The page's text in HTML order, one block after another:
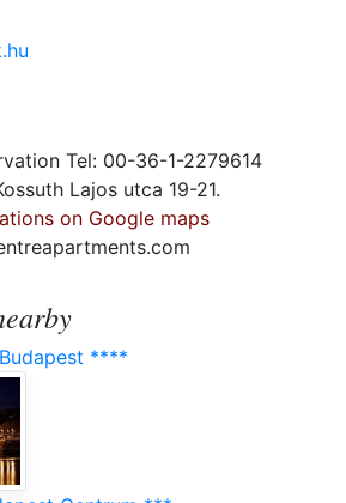
Tel: 00-36-1-2279614
Lajos utca 19-21.
on Google maps
****